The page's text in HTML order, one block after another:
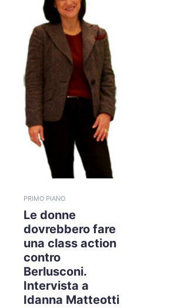
PRIMO PIANO
Le donne
dovrebbero fare
una class action
contro
Berlusconi.
Intervista a
Idanna Matteotti